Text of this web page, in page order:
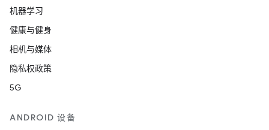
机器学习
健康与健身
相机与媒体
隐私权政策
5G
ANDROID 设备